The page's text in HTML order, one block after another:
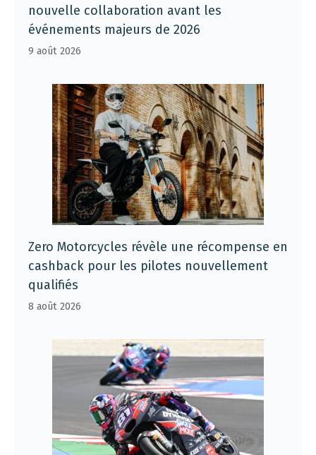
nouvelle collaboration avant les
événements majeurs de 2026
9 août 2026
Zero Motorcycles révèle une récompense en
cashback pour les pilotes nouvellement
qualifiés
8 août 2026